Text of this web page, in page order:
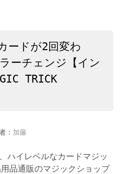
ードが2回変わ
ーチェンジ【イン
TRICK
： 加藤
ハイレベルなカードマジッ
品通販のマジックショップ